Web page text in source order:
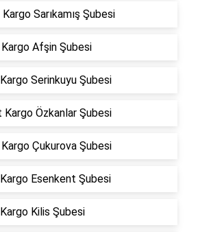
Kargo Sarıkamış Şubesi
Afşin Şubesi
Serinkuyu Şubesi
Kargo Özkanlar Şubesi
Çukurova Şubesi
Esenkent Şubesi
Kilis Şubesi